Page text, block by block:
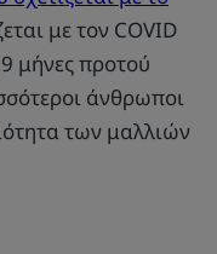
με τον COVID
μήνες προτού
άνθρωποι
των μαλλιών